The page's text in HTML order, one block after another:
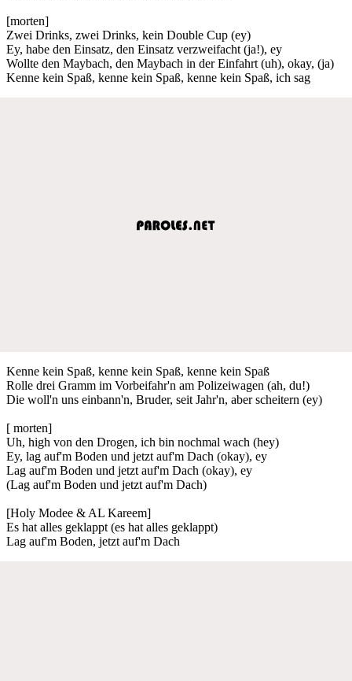
[morten]
Zwei Drinks, zwei Drinks, kein Double Cup (ey)
Ey, habe den Einsatz, den Einsatz verzweifacht (ja!), ey
Wollte den Maybach, den Maybach in der Einfahrt (uh), okay, (ja)
Kenne kein Spaß, kenne kein Spaß, kenne kein Spaß, ich sag
Kenne kein Spaß, kenne kein Spaß, kenne kein Spaß
Rolle drei Gramm im Vorbeifahr'n am Polizeiwagen (ah, du!)
Die woll'n uns einbann'n, Bruder, seit Jahr'n, aber scheitern (ey)
[ morten]
Uh, high von den Drogen, ich bin nochmal wach (hey)
Ey, lag auf'm Boden und jetzt auf'm Dach (okay), ey
Lag auf'm Boden und jetzt auf'm Dach (okay), ey
(Lag auf'm Boden und jetzt auf'm Dach)
[Holy Modee & AL Kareem]
Es hat alles geklappt (es hat alles geklappt)
Lag auf'm Boden, jetzt auf'm Dach